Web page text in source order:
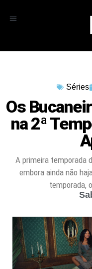
Séries
Os
na 2ª
A primeira temporada
embora ainda não
temporada,